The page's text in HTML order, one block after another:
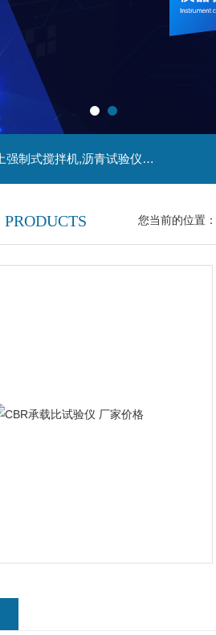
主营产品:管材检测仪器,防水卷材试验仪器,陶瓷砖检测设备,混凝土强制式搅拌机,沥青试验仪器,冻融试验箱等产品
PRODUCTS 您当前的位置：